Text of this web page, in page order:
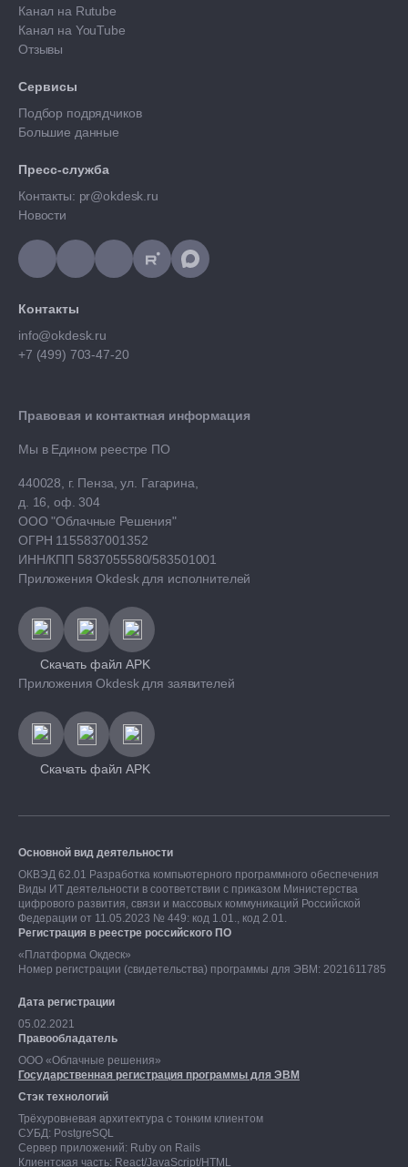
Правовая и контактная информация
Мы в Едином реестре ПО
440028, г. Пенза, ул. Гагарина,
д. 16, оф. 304
ООО "Облачные Решения"
ОГРН 1155837001352
ИНН/КПП 5837055580/583501001
Приложения Okdesk для исполнителей
Скачать файл APK
Приложения Okdesk для заявителей
Скачать файл APK
Канал на Rutube
Канал на YouTube
Отзывы
Сервисы
Подбор подрядчиков
Большие данные
Пресс-служба
Контакты: pr@okdesk.ru
Новости
Контакты
info@okdesk.ru
+7 (499) 703-47-20
Основной вид деятельности
ОКВЭД 62.01 Разработка компьютерного программного обеспечения
Виды ИТ деятельности в соответствии с приказом Министерства
цифрового развития, связи и массовых коммуникаций Российской
Федерации от 11.05.2023 № 449: код 1.01., код 2.01.
Регистрация в реестре российского ПО
«Платформа Окдеск»
Номер регистрации (свидетельства) программы для ЭВМ: 2021611785
Дата регистрации
05.02.2021
Правообладатель
ООО «Облачные решения»
Государственная регистрация программы для ЭВМ
Стэк технологий
Трёхуровневая архитектура с тонким клиентом
СУБД: PostgreSQL
Сервер приложений: Ruby on Rails
Клиентская часть: React/JavaScript/HTML